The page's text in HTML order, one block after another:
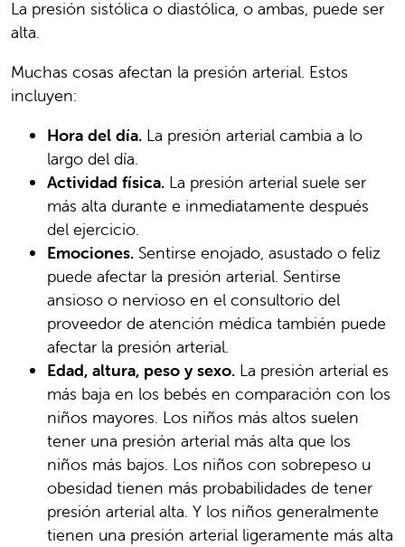
La presión sistólica o diastólica, o ambas, puede ser
alta.
Muchas cosas afectan la presión arterial. Estos
incluyen:
Hora del día. La presión arterial cambia a lo
largo del día.
Actividad física. La presión arterial suele ser
más alta durante e inmediatamente después
del ejercicio.
Emociones. Sentirse enojado, asustado o feliz
puede afectar la presión arterial. Sentirse
ansioso o nervioso en el consultorio del
proveedor de atención médica también puede
afectar la presión arterial.
Edad, altura, peso y sexo. La presión arterial es
más baja en los bebés en comparación con los
niños mayores. Los niños más altos suelen
tener una presión arterial más alta que los
niños más bajos. Los niños con sobrepeso u
obesidad tienen más probabilidades de tener
presión arterial alta. Y los niños generalmente
tienen una presión arterial ligeramente más alta